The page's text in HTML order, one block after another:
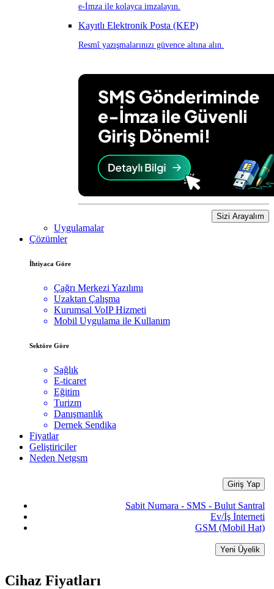
e-İmza ile kolayca imzalayın.
Kayıtlı Elektronik Posta (KEP)
Resmî yazışmalarınızı güvence altına alın.
Sizi Arayalım
Uygulamalar
Çözümler
İhtiyaca Göre
Çağrı Merkezi Yazılımı
Uzaktan Çalışma
Kurumsal VoIP Hizmeti
Mobil Uygulama ile Kullanım
Sektöre Göre
Sağlık
E-ticaret
Eğitim
Turizm
Danışmanlık
Dernek Sendika
Fiyatlar
Geliştiriciler
Neden Netgsm
Giriş Yap
Sabit Numara - SMS - Bulut Santral
Ev/İş İnterneti
GSM (Mobil Hat)
Yeni Üyelik
Cihaz Fiyatları